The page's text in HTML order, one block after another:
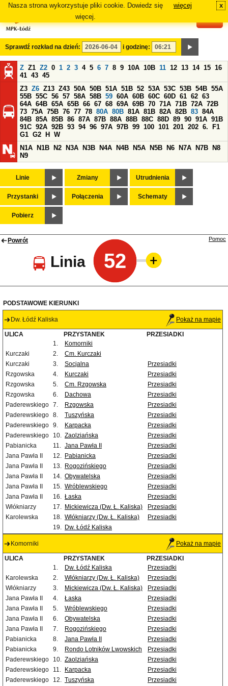
Nasza strona wykorzystuje pliki cookie. Dowiedz się
więcej.
więcej x
Sprawdź rozkład na dzień: i godzinę:
Z Z1 Z2 0 1 2 3 4 5 6 7 8 9 10A 10B 11 12 13 14 15 16
41 43 45
Z3 Z6 Z13 Z43 50A 50B 51A 51B 52 53A 53C 53B 54B 55A
55B 55C 56 57 58A 58B 59 60A 60B 60C 60D 61 62 63
64A 64B 65A 65B 66 67 68 69A 69B 70 71A 71B 72A 72B
73 75A 75B 76 77 78 80A 80B 81A 81B 82A 82B 83 84A
84B 85A 85B 86 87A 87B 88A 88B 88C 88D 89 90 91A 91B
91C 92A 92B 93 94 96 97A 97B 99 100 101 201 202 6.
F1
G1 G2 H
W
N1A
N1B N2 N3A N3B N4A N4B N5A N5B N6 N7A N7B
N8
N9
Linie Zmiany Utrudnienia
Przystanki Połączenia Schematy
Pobierz
Powrót
Linia 52
Pomoc
PODSTAWOWE KIERUNKI
Dw. Łódź Kaliska Pokaż na mapie
ULICA PRZYSTANEK
PRZESIADKI
1.
Komorniki
Kurczaki
2.
Cm. Kurczaki
Kurczaki
3. Socjalna
Przesiadki
Rzgowska
4. Kurczaki
Przesiadki
Rzgowska
5. Cm. Rzgowska
Przesiadki
Rzgowska
6. Dachowa
Przesiadki
Paderewskiego 7. Rzgowska
Przesiadki
Paderewskiego 8. Tuszyńska
Przesiadki
Paderewskiego 9. Karpacka
Przesiadki
Paderewskiego
10. Zaolziańska
Przesiadki
Pabianicka
11. Jana Pawła II
Przesiadki
Jana Pawła II
12. Pabianicka
Przesiadki
Jana Pawła II
13. Rogozińskiego
Przesiadki
Jana Pawła II
14. Obywatelska
Przesiadki
Jana Pawła II
15. Wróblewskiego
Przesiadki
Jana Pawła II
16. Łaska
Przesiadki
Włókniarzy
17. Mickiewicza (Dw. Ł. Kaliska)
Przesiadki
Karolewska
18. Włókniarzy (Dw. Ł. Kaliska)
Przesiadki
19. Dw. Łódź Kaliska
Komorniki Pokaż na mapie
ULICA PRZYSTANEK
PRZESIADKI
1.
Dw. Łódź Kaliska
Przesiadki
Karolewska
2. Włókniarzy (Dw. Ł. Kaliska)
Przesiadki
Włókniarzy
3. Mickiewicza (Dw. Ł. Kaliska)
Przesiadki
Jana Pawła II
4. Łaska
Przesiadki
Jana Pawła II
5. Wróblewskiego
Przesiadki
Jana Pawła II
6. Obywatelska
Przesiadki
Jana Pawła II
7. Rogozińskiego
Przesiadki
Pabianicka
8. Jana Pawła II
Przesiadki
Pabianicka
9. Rondo Lotników Lwowskich
Przesiadki
Paderewskiego
10. Zaolziańska
Przesiadki
Paderewskiego
11. Karpacka
Przesiadki
Paderewskiego
12. Tuszyńska Przesiadki